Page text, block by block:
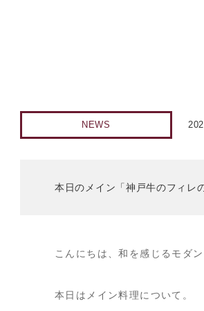
NEWS
本日のメイン「神戸牛のフィレ
こんにちは、和を感じるモダ
本日はメイン料理について。